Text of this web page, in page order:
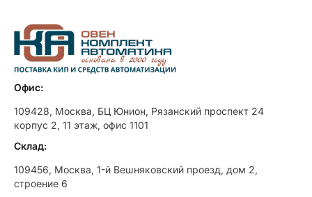
Офис:
109428, Москва, БЦ Юнион, Рязанский проспект 24
корпус 2, 11 этаж, офис 1101
Склад:
109456, Москва, 1-й Вешняковский проезд, дом 2,
строение 6